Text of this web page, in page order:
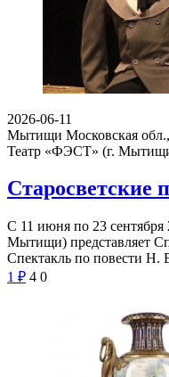
2026-06-11
Мытищи Московская
Театр «ФЭСТ» (г.
Старосветские
С 11 июня по 23
Мытищи) представляет
Спектакль по повести Н.
1 ₽ 4 0